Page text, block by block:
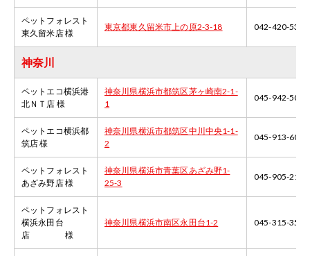
ペットフォレスト
東久留米店 様
東京都東久留米市上の原2-3-18 042-420-5300
神奈川
ペットエコ横浜港
北ＮＴ店 様
神奈川県横浜市都筑区茅ヶ崎南2-1-
1
045-942-5050
ペットエコ横浜都
筑店 様
神奈川県横浜市都筑区中川中央1-1-
2
045-913-6000
ペットフォレスト
あざみ野店 様
神奈川県横浜市青葉区あざみ野1-
25-3
045-905-2101
ペットフォレスト
横浜永田台
店 様
神奈川県横浜市南区永田台1-2 045-315-3550